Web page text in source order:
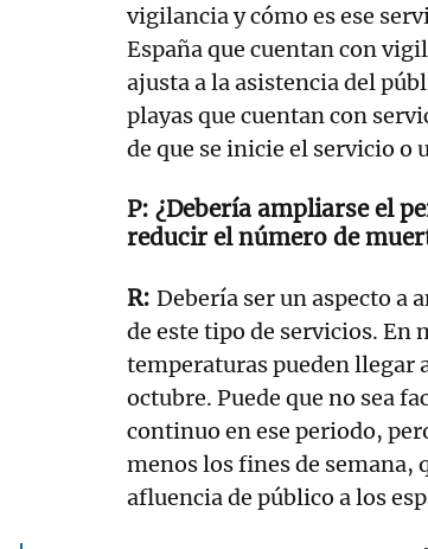
vigilancia y cómo es ese
España que cuentan con
ajusta a la asistencia del
playas que cuentan con
de que se inicie el servicio o
¿Debería ampliarse el
reducir el número de
Debería ser un aspecto a
de este tipo de servicios. En
temperaturas pueden llegar
octubre. Puede que no sea
continuo en ese periodo,
menos los fines de semana,
afluencia de público a los